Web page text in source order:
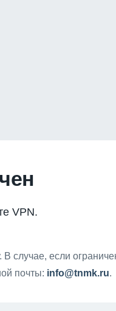
VPN.
В случае, если
почты: info@tnmk.ru.